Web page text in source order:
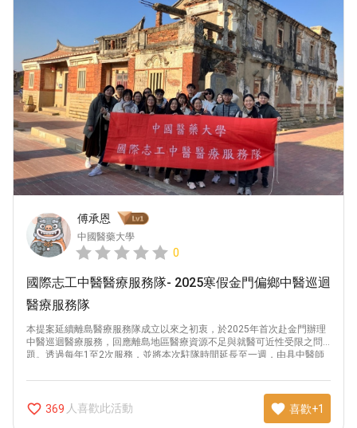
傅承恩
中國醫藥大學
0
國際志工中醫醫療服務隊- 2025寒假金門偏鄉中醫巡迴
醫療服務隊
本提案延續離島醫療服務隊成立以來之初衷，於2025年首次赴金門辦理
中醫巡迴醫療服務，回應離島地區醫療資源不足與就醫可近性受限之問
題。透過每年1至2次服務，並將本次駐隊時間延長至一週，由具中醫師
治療及養生保健指導，同時進行衛生健康教育、人道關懷與家庭訪視。
藉由醫療服務、健康教育與文化紀錄並行，逐步建立居民正確健康觀念
與自我照護能力，促進離島醫療資源之合理運用，提升整體健康福祉。
favorite_border 369 人喜歡此活動 favorite 喜歡+1